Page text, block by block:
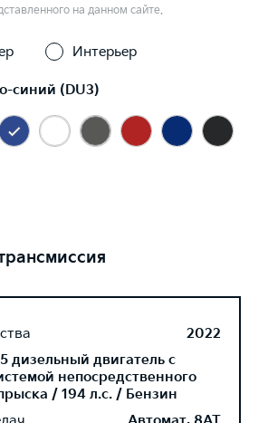
на данном сайте.
Интерьер
синий (DU3)
2022
дизельный двигатель с
непосредственного
/ 194 л.с. / Бензин